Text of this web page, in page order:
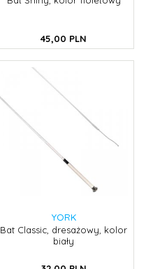
45,00 PLN
YORK
Bat Classic, dresażowy, kolor
biały